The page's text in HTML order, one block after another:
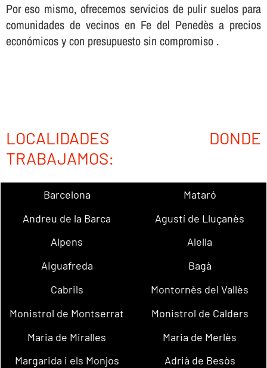
Por eso mismo, ofrecemos servicios de pulir suelos para
comunidades de vecinos en Fe del Penedès a precios
económicos y con presupuesto sin compromiso .
LOCALIDADES DONDE
TRABAJAMOS:
Barcelona
Mataró
Andreu de la Barca
Agustí de Lluçanès
Alpens
Alella
Aiguafreda
Bagà
Cabrils
Montornès del Vallès
Monistrol de Montserrat
Monistrol de Calders
Maria de Miralles
Maria de Merlès
Margarida i els Monjos
Adrià de Besòs